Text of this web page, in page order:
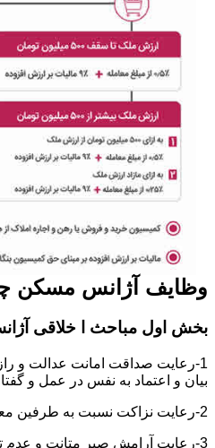
وظایف آژانس مسکن
بخش اول مباحث ا خلاقی
1-رعایت صداقت امانت عدالت و
بیان و اعتماد به نفس در عمل و
2-رعایت نزاکت نسبت به طرفین معامله و عدم تبعیض بین ایشان.
3-رعایت آرامش صبر متانت و عدم